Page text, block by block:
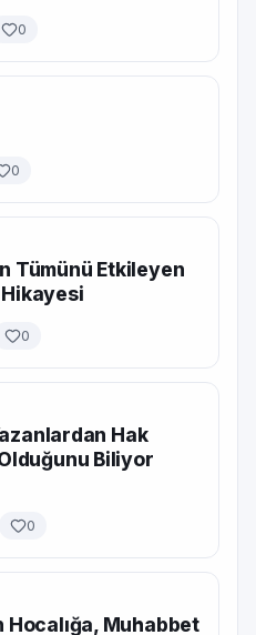
0
0
Tümünü Etkileyen
0
Hak
Biliyor
0
Hocalığa, Muhabbet